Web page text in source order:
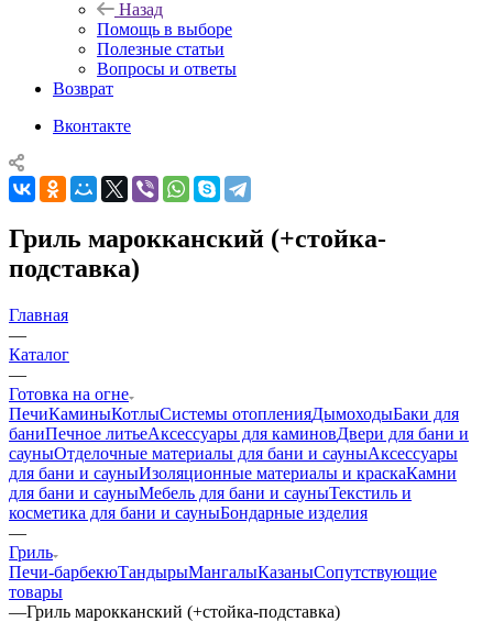
Назад
Помощь в выборе
Полезные статьи
Вопросы и ответы
Возврат
Вконтакте
Гриль марокканский (+стойка-
подставка)
Главная
—
Каталог
—
Готовка на огне
ПечиКаминыКотлыСистемы отопленияДымоходыБаки для
баниПечное литьеАксессуары для каминовДвери для бани и
сауныОтделочные материалы для бани и сауныАксессуары
для бани и сауныИзоляционные материалы и краскаКамни
для бани и сауныМебель для бани и сауныТекстиль и
косметика для бани и сауныБондарные изделия
—
Гриль
Печи-барбекюТандырыМангалыКазаныСопутствующие
товары
—Гриль марокканский (+стойка-подставка)